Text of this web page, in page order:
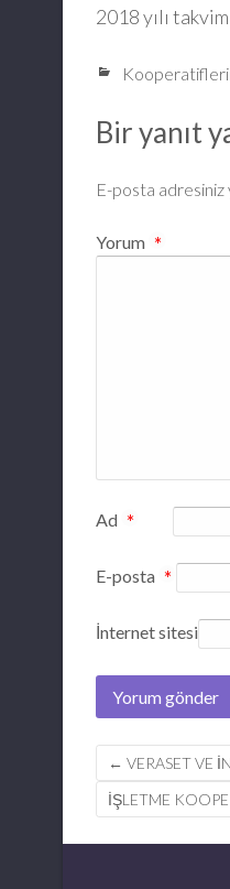
2018 yılı
Bir yanıt
E-posta adresiniz
Yorum *
Ad *
E-posta *
İnternet sitesi
Post
← VERASET VE
İŞLETME